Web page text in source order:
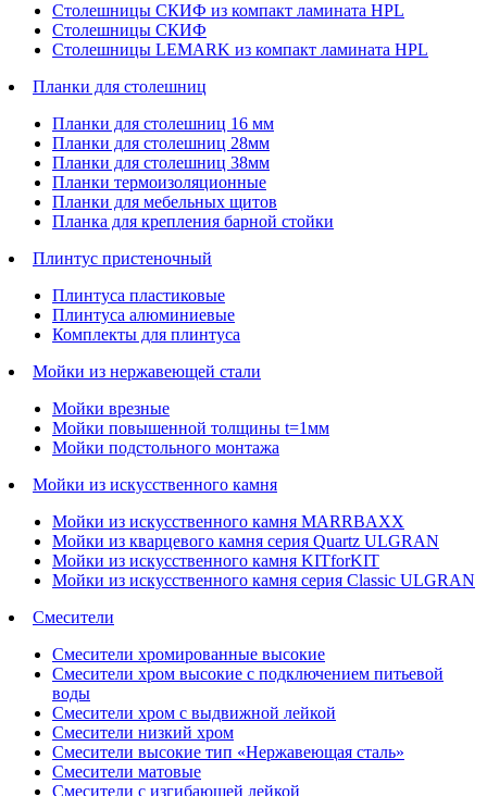
Столешницы СКИФ из компакт ламината HPL
Столешницы СКИФ
Столешницы LEMARK из компакт ламината HPL
Планки для столешниц
Планки для столешниц 16 мм
Планки для столешниц 28мм
Планки для столешниц 38мм
Планки термоизоляционные
Планки для мебельных щитов
Планка для крепления барной стойки
Плинтус пристеночный
Плинтуса пластиковые
Плинтуса алюминиевые
Комплекты для плинтуса
Мойки из нержавеющей стали
Мойки врезные
Мойки повышенной толщины t=1мм
Мойки подстольного монтажа
Мойки из искусственного камня
Мойки из искусственного камня MARRBAXX
Мойки из кварцевого камня серия Quartz ULGRAN
Мойки из искусственного камня KITforKIT
Мойки из искусственного камня серия Classic ULGRAN
Смесители
Смесители хромированные высокие
Смесители хром высокие с подключением питьевой
воды
Смесители хром с выдвижной лейкой
Смесители низкий хром
Смесители высокие тип «Нержавеющая сталь»
Смесители матовые
Смесители с изгибающей лейкой